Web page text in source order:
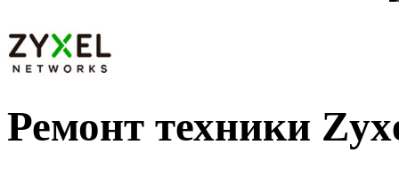
Ремонт техники